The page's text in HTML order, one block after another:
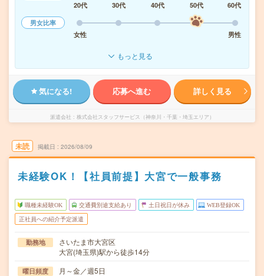
20代
30代 40代 50代
60代
男女比率
女性
男性
もっと見る
気になる! 応募へ進む 詳しく見る
派遣会社 株式会社スタッフサービス（神奈川・千葉・埼玉エリア）
未読 掲載日 2026/08/09
未経験OK！【社員前提】大宮で一般事務
職種未経験OK 交通費別途支給あり 土日祝日が休み WEB登録OK
正社員への紹介予定派遣
勤務地
さいたま市大宮区
大宮(埼玉県)駅から徒歩14分
曜日頻度 月～金／週5日